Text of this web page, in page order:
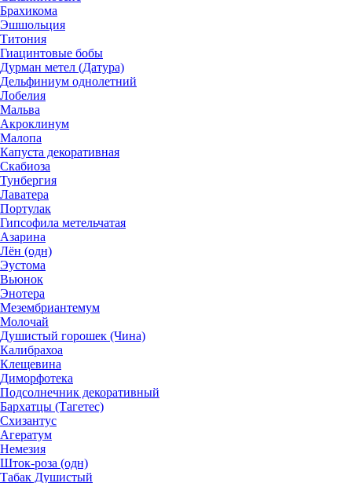
Брахикома
Эшшольция
Титония
Гиацинтовые бобы
Дурман метел (Датура)
Дельфиниум однолетний
Лобелия
Мальва
Акроклинум
Малопа
Капуста декоративная
Скабиоза
Тунбергия
Лаватера
Портулак
Гипсофила метельчатая
Азарина
Лён (одн)
Эустома
Вьюнок
Энотера
Мезембриантемум
Молочай
Душистый горошек (Чина)
Калибрахоа
Клещевина
Диморфотека
Подсолнечник декоративный
Бархатцы (Тагетес)
Схизантус
Агератум
Немезия
Шток-роза (одн)
Табак Душистый